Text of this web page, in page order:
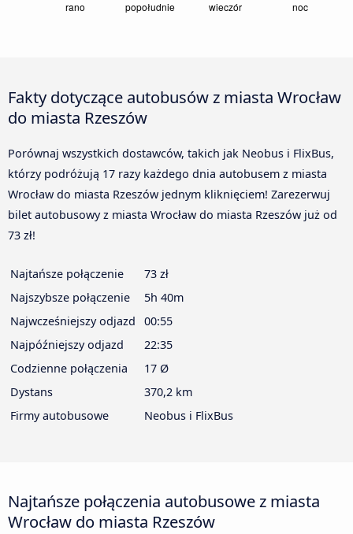
Fakty dotyczące autobusów z miasta Wrocław
do miasta Rzeszów
Porównaj wszystkich dostawców, takich jak Neobus i FlixBus,
którzy podróżują 17 razy każdego dnia autobusem z miasta
Wrocław do miasta Rzeszów jednym kliknięciem! Zarezerwuj
bilet autobusowy z miasta Wrocław do miasta Rzeszów już od
73 zł!
Najtańsze połączenie
73 zł
Najszybsze połączenie
5h 40m
Najwcześniejszy odjazd
00:55
Najpóźniejszy odjazd
22:35
Codzienne połączenia
17 Ø
Dystans
370,2 km
Firmy autobusowe
Neobus i FlixBus
Najtańsze połączenia autobusowe z miasta
Wrocław do miasta Rzeszów